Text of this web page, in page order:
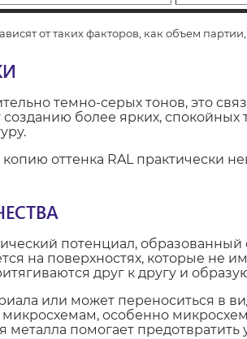
от таких факторов, как объем
темно-серых тонов, это
более ярких,
копию оттенка RAL
потенциал,
на поверхностях, которые не
друг к другу и
или может переноситься в
особенно
помогает предотвратить